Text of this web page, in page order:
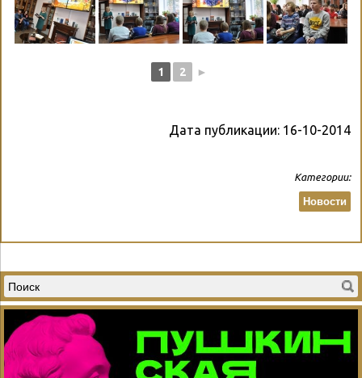
1 2 ►
Дата публикации: 16-10-2014
Категории:
Новости